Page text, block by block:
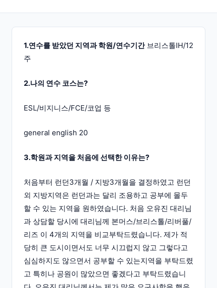
1.연수를 받았던 지역과 학원/연수기간브리스톨IH/12
주
2.나의 연수 코스는?
ESL/비지니스/FCE/코업 등
general english 20
3.학원과 지역을 처음에 선택한 이유는?
처음부터 런던3개월 / 지방3개월을 결정하였고 런던
외 지방지역은 런던과는 달리 조용하고 공부에 몰두
할 수 있는 지역을 원하였습니다. 처음 오유진 대리님
과 상담할 당시에 대리님께 본머스/브리스톨/리버풀/
리즈 이 4개의 지역을 비교부탁드렸습니다. 제가 적
당히 큰 도시이면서도 너무 시끄럽지 않고 그렇다고
심심하지도 않으면서 공부할 수 있는지역을 부탁드렸
고 특히나 공원이 많았으면 좋겠다고 부탁드렸습니